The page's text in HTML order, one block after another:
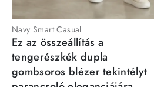
Navy Smart Casual
Ez az összeállítás a
tengerészkék dupla
gombsoros blézer tekintélyt